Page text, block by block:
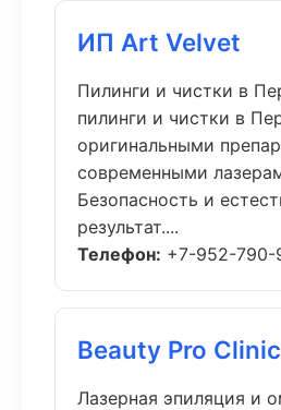
ИП Art Velvet
Пилинги и чистки в
пилинги и чистки в
оригинальными
современными
Безопасность и
результат....
Телефон: +7-952-790-
Beauty Pro Clinic
Лазерная эпиляция и